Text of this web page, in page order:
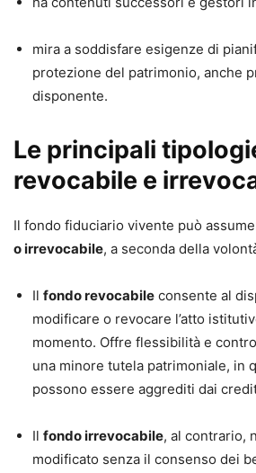
mira a soddisfare esigenze di
protezione del patrimonio, anche
disponente.
Le principali
revocabile e
Il fondo fiduciario vivente può
o irrevocabile, a seconda della
Il fondo revocabile consente al
modificare o revocare l’atto
momento. Offre flessibilità e
una minore tutela patrimoniale, in
possono essere aggrediti dai
Il fondo irrevocabile, al contrario,
modificato senza il consenso dei